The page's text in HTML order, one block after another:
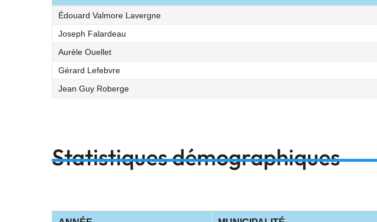
Édouard Valmore Lavergne
Joseph Falardeau
Aurèle Ouellet
Gérard Lefebvre
Jean Guy Roberge
Statistiques démographiques